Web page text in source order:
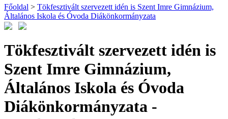
Főoldal > Tökfesztivált szervezett idén is Szent Imre Gimnázium,
Általános Iskola és Óvoda Diákönkormányzata
Tökfesztivált szervezett idén is
Szent Imre Gimnázium,
Általános Iskola és Óvoda
Diákönkormányzata -